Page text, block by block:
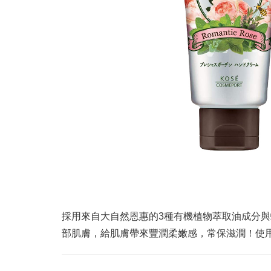
採用來自大自然恩惠的3種有機植物萃取油成分
部肌膚，給肌膚帶來豐潤柔嫩感，常保滋潤！